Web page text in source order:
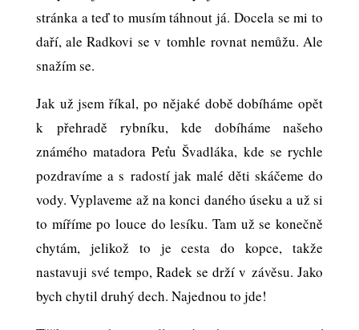
stránka a teď to musím táhnout já. Docela se mi to
daří, ale Radkovi se v tomhle rovnat nemůžu. Ale
snažím se.
Jak už jsem říkal, po nějaké době dobíháme opět
k přehradě rybníku, kde dobíháme našeho
známého matadora Peťu Švadláka, kde se rychle
pozdravíme a s radostí jak malé děti skáčeme do
vody. Vyplaveme až na konci daného úseku a už si
to míříme po louce do lesíku. Tam už se konečně
chytám, jelikož to je cesta do kopce, takže
nastavuji své tempo, Radek se drží v závěsu. Jako
bych chytil druhý dech. Najednou to jde!